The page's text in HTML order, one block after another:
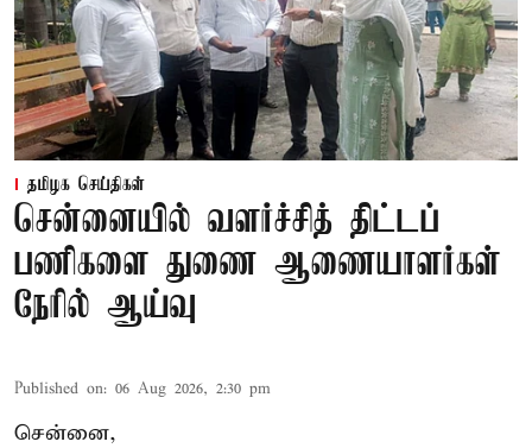
தமிழக செய்திகள்
சென்னையில் வளர்ச்சித் திட்டப்
பணிகளை துணை ஆணையாளர்கள்
நேரில் ஆய்வு
Published on: 06 Aug 2026, 2:30 pm
சென்னை,